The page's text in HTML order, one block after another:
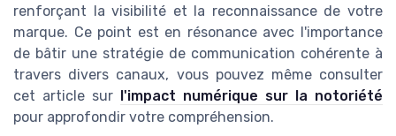
renforçant la visibilité et la reconnaissance de votre
marque. Ce point est en résonance avec l'importance
de bâtir une stratégie de communication cohérente à
travers divers canaux, vous pouvez même consulter
cet article sur l'impact numérique sur la notoriété
pour approfondir votre compréhension.